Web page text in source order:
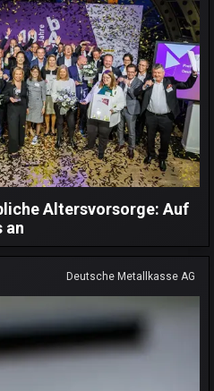
Altersvorsorge: Auf
an
Deutsche Metallkasse AG